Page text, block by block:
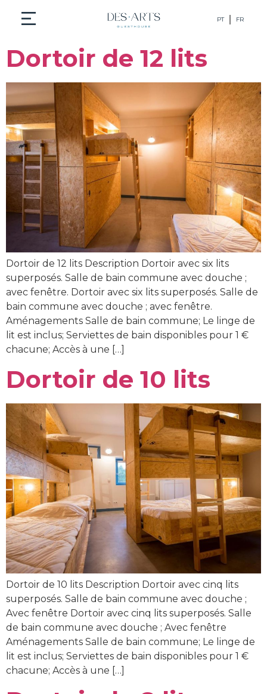
PT FR
Dortoir de 12 lits
Dortoir de 12 lits Description Dortoir avec six lits
superposés. Salle de bain commune avec douche ;
avec fenêtre. Dortoir avec six lits superposés. Salle de
bain commune avec douche ; avec fenêtre.
Aménagements Salle de bain commune; Le linge de
lit est inclus; Serviettes de bain disponibles pour 1 €
chacune; Accès à une […]
Dortoir de 10 lits
Dortoir de 10 lits Description Dortoir avec cinq lits
superposés. Salle de bain commune avec douche ;
Avec fenêtre Dortoir avec cinq lits superposés. Salle
de bain commune avec douche ; Avec fenêtre
Aménagements Salle de bain commune; Le linge de
lit est inclus; Serviettes de bain disponibles pour 1 €
chacune; Accès à une […]